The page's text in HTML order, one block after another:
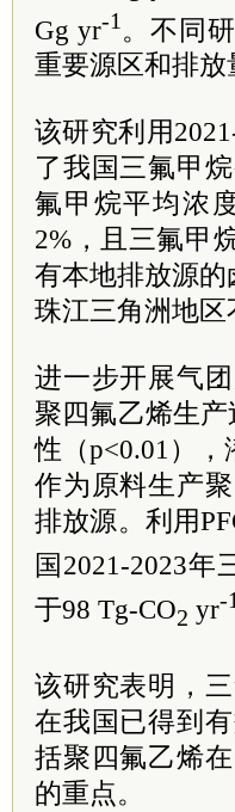
Gg yr-1 。不同
重要源区和排
该研究利用
了我国三氟甲
氟甲烷平均浓
2%，且三氟甲
有本地排放源
珠江三角洲地区
进一步开展气
聚四氟乙烯生
性（p<0.01）
作为原料生产
排放源。利用
国2021-2023年
于98 Tg-CO2 yr-
该研究表明，
在我国已得到
括聚四氟乙烯
的重点。